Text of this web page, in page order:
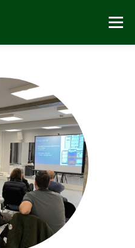
Menu
FOREDRAG OM OS
BESTIL GAVEKORT